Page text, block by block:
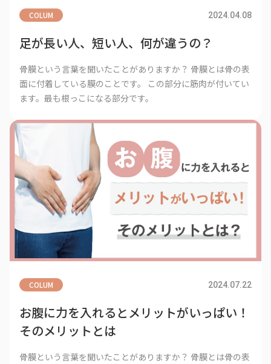
COLUM 2024.04.08
足が長い人、短い人、何が違うの？
骨膜という言葉を聞いたことがありますか？ 骨膜とは骨の表
面に付着している膜のことです。 この部分に筋肉が付いてい
ます。最も根っこになる部分です。
COLUM 2024.07.22
お腹に力を入れるとメリットがいっぱい！
そのメリットとは
骨膜という言葉を聞いたことがありますか？ 骨膜とは骨の表